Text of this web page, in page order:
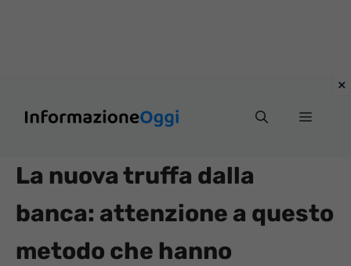
Menu
La nuova truffa dalla
banca: attenzione a questo
metodo che hanno